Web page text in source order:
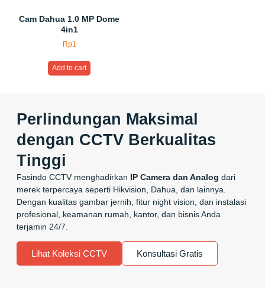
Cam Dahua 1.0 MP Dome
4in1
Rp1
Add to cart
Perlindungan Maksimal
dengan CCTV Berkualitas
Tinggi
Fasindo CCTV menghadirkan IP Camera dan Analog dari
merek terpercaya seperti Hikvision, Dahua, dan lainnya.
Dengan kualitas gambar jernih, fitur night vision, dan instalasi
profesional, keamanan rumah, kantor, dan bisnis Anda
terjamin 24/7.
Lihat Koleksi CCTV Konsultasi Gratis